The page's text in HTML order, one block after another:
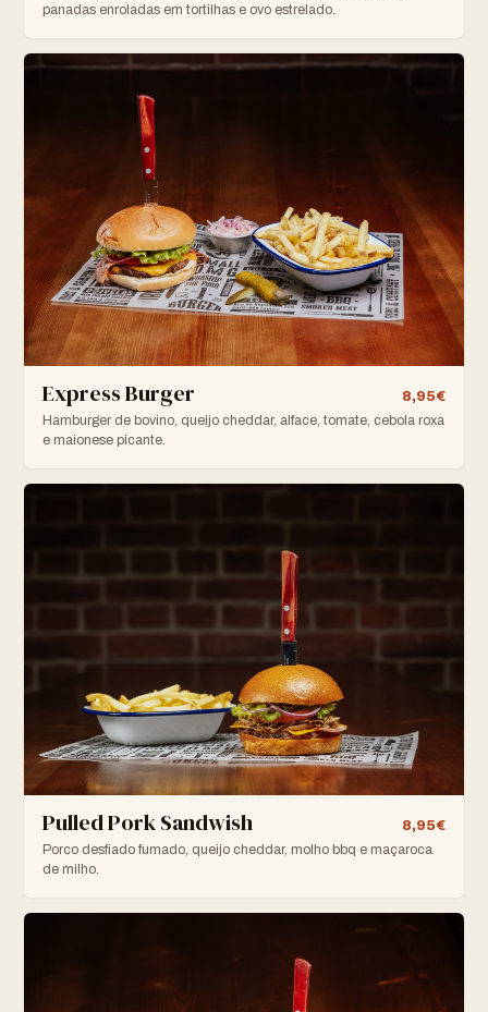
panadas enroladas em tortilhas e ovo estrelado.
Express Burger
8,95€
Hamburger de bovino, queijo cheddar, alface, tomate, cebola roxa
e maionese picante.
Pulled Pork Sandwish
8,95€
Porco desfiado fumado, queijo cheddar, molho bbq e maçaroca
de milho.